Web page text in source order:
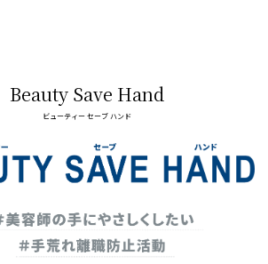
Beauty Save Hand
ビューティー セーブ ハンド